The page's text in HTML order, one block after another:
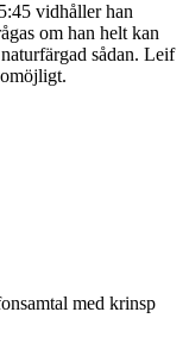
vidhåller han
om han helt kan
sådan. Leif
med krinsp